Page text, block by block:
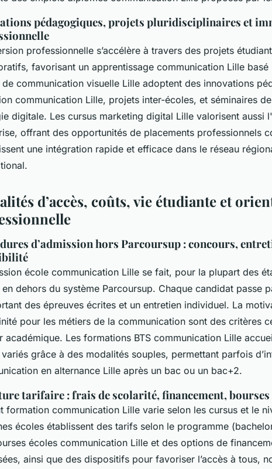
pédagogiques, projets pluridisciplinaires et
professionnelle s’accélère à travers des projets
favorisant un apprentissage communication Lille basé
communication visuelle Lille adoptent des innovations
communication Lille, projets inter-écoles, et séminaires
digitale. Les cursus marketing digital Lille valorisent aussi
offrant des opportunités de placements professionnels
une intégration rapide et efficace dans le réseau
d’accès, coûts, vie étudiante et
d’admission hors Parcoursup : concours,
école communication Lille se fait, pour la plupart des
en dehors du système Parcoursup. Chaque candidat passe
des épreuves écrites et un entretien individuel. La
pour les métiers de la communication sont des critères
académique. Les formations BTS communication Lille
grâce à des modalités souples, permettant parfois
en alternance Lille après un bac ou un bac+2.
tarifaire : frais de scolarité, financement, bourses
formation communication Lille varie selon les cursus et le
écoles établissent des tarifs selon le programme
écoles communication Lille et des options de
ainsi que des dispositifs pour favoriser l’accès à tous,